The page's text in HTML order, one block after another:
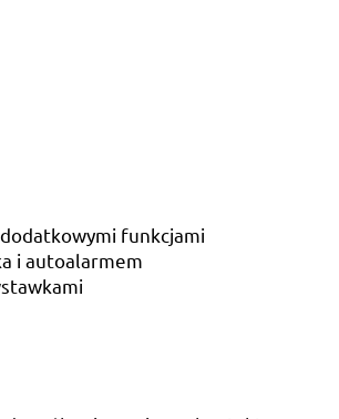
funkcjami
i autoalarmem